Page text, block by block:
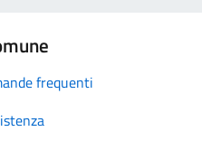
frequenti